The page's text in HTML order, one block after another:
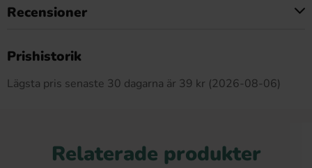
Recensioner
Prishistorik
Lägsta pris senaste 30 dagarna är 39 kr (2026-08-06)
Relaterade produkter